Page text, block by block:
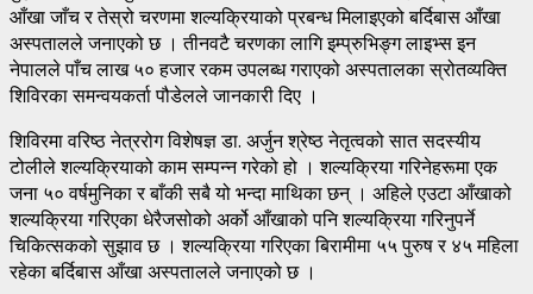
आँखा जाँच र तेस्रो चरणमा शल्यक्रियाको प्रबन्ध मिलाइएको बर्दिबास आँखा
अस्पतालले जनाएको छ । तीनवटै चरणका लागि इम्प्रुभिङ्ग लाइभ्स इन
नेपालले पाँच लाख ५० हजार रकम उपलब्ध गराएको अस्पतालका स्रोतव्यक्ति
शिविरका समन्वयकर्ता पौडेलले जानकारी दिए ।
शिविरमा वरिष्ठ नेत्ररोग विशेषज्ञ डा. अर्जुन श्रेष्ठ नेतृत्वको सात सदस्यीय
टोलीले शल्यक्रियाको काम सम्पन्न गरेको हो । शल्यक्रिया गरिनेहरूमा एक
जना ५० वर्षमुनिका र बाँकी सबै यो भन्दा माथिका छन् । अहिले एउटा आँखाको
शल्यक्रिया गरिएका धेरैजसोको अर्को आँखाको पनि शल्यक्रिया गरिनुपर्ने
चिकित्सकको सुझाव छ । शल्यक्रिया गरिएका बिरामीमा ५५ पुरुष र ४५ महिला
रहेका बर्दिबास आँखा अस्पतालले जनाएको छ ।